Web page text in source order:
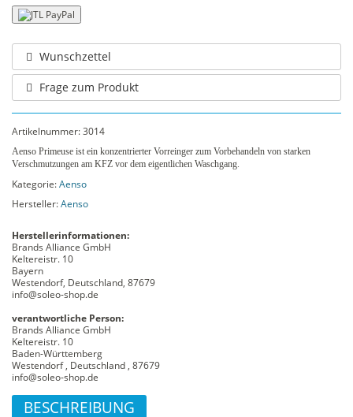
Wunschzettel
Frage zum Produkt
Artikelnummer:3014
Aenso Primeuse ist ein konzentrierter Vorreinger zum Vorbehandeln von starken
Verschmutzungen am KFZ vor dem eigentlichen Waschgang.
Kategorie:Aenso
Hersteller:Aenso
Herstellerinformationen:
Brands Alliance GmbH
Keltereistr. 10
Bayern
Westendorf, Deutschland, 87679
info@soleo-shop.de
verantwortliche Person:
Brands Alliance GmbH
Keltereistr. 10
Baden-Württemberg
Westendorf , Deutschland , 87679
info@soleo-shop.de
BESCHREIBUNG